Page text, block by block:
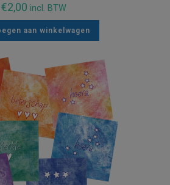
€2,00 incl. BTW
aan winkelwagen